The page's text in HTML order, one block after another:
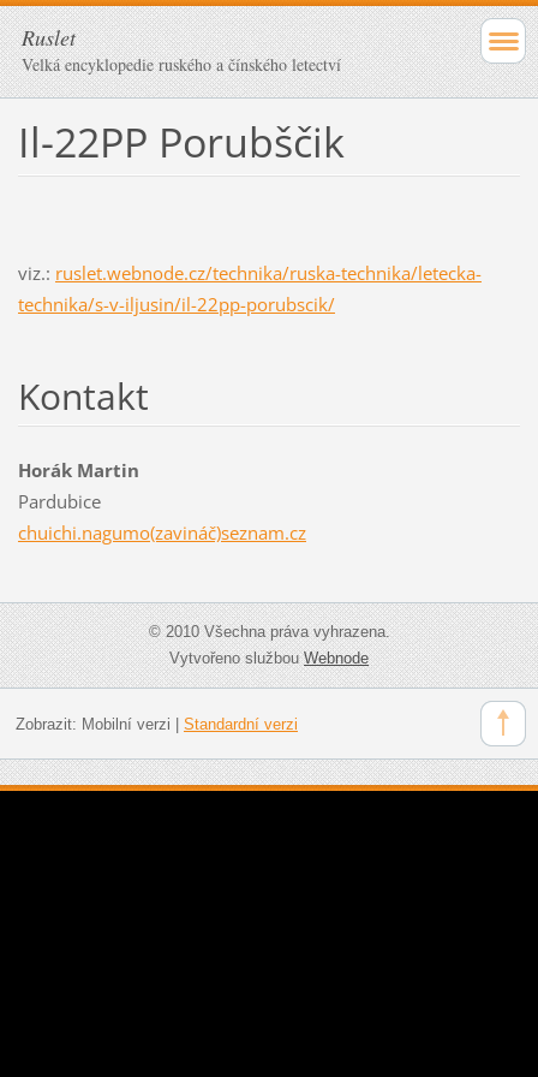
Ruslet
Velká encyklopedie ruského a čínského letectví
Il-22PP Porubščik
viz.: ruslet.webnode.cz/technika/ruska-technika/letecka-
technika/s-v-iljusin/il-22pp-porubscik/
Kontakt
Horák Martin
Pardubice
chuichi.nagumo(zavináč)seznam.cz
© 2010 Všechna práva vyhrazena.
Vytvořeno službouWebnode
Zobrazit: Mobilní verzi Standardní verzi